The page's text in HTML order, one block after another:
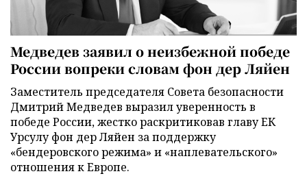
Медведев заявил о неизбежной победе
России вопреки словам фон дер Ляйен
Заместитель председателя Совета безопасности
Дмитрий Медведев выразил уверенность в
победе России, жестко раскритиковав главу ЕК
Урсулу фон дер Ляйен за поддержку
«бендеровского режима» и «наплевательского»
отношения к Европе.